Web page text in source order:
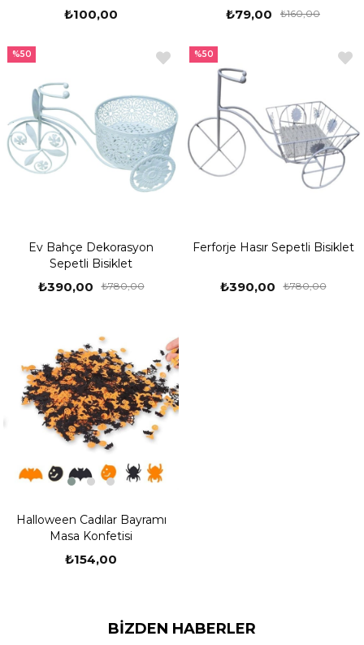
₺100,00 ₺79,00 ₺160,00
Ev Bahçe Dekorasyon
Sepetli Bisiklet
₺390,00 ₺780,00
%50
Ferforje Hasır Sepetli Bisiklet
₺390,00 ₺780,00
%50
Halloween Cadılar Bayramı
Masa Konfetisi
₺154,00
BIZDEN HABERLER